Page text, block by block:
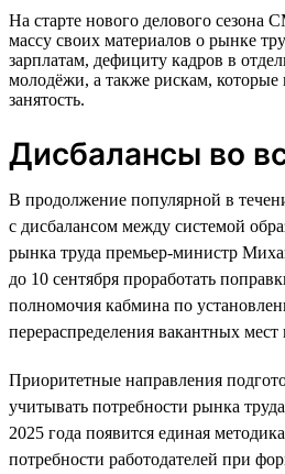
На старте нового делового
массу своих материалов о рынке
зарплатам, дефициту кадров в
молодёжи, а также рискам, которые
занятость.
Дисбалансы во
В продолжение популярной в
с дисбалансом между системой
рынка труда премьер-министр
до 10 сентября проработать
полномочия кабмина по
перераспределения вакантных мест
Приоритетные направления
учитывать потребности рынка
2025 года появится единая
потребности работодателей при